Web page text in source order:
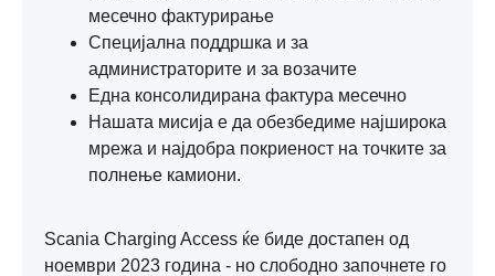
месечно фактурирање
Специјална поддршка и за
администраторите и за возачите
Една консолидирана фактура месечно
Нашата мисија е да обезбедиме најширока
мрежа и најдобра покриеност на точките за
полнење камиони.
Scania Charging Access ќе биде достапен од
ноември 2023 година - но слободно започнете го